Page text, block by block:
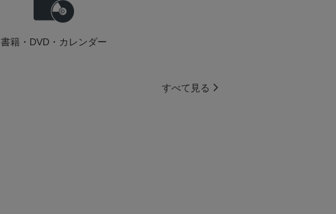
書籍・DVD・カレンダー
すべて見る